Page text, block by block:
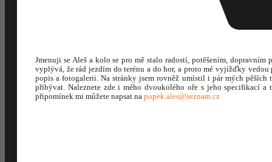
Jmenuji se Aleš a kolo se pro mě stalo radostí, potěšením,
vyplývá, že rád jezdím do terénu a do hor, a proto mé vyjížďky
popis a fotogalerii. Na stránky jsem rovněž umístil i pár mých pěších
přibývat. Naleznete zde i mého dvoukolého oře s jeho specifikací
připomínek mi můžete napsat na popek.ales@seznam.cz